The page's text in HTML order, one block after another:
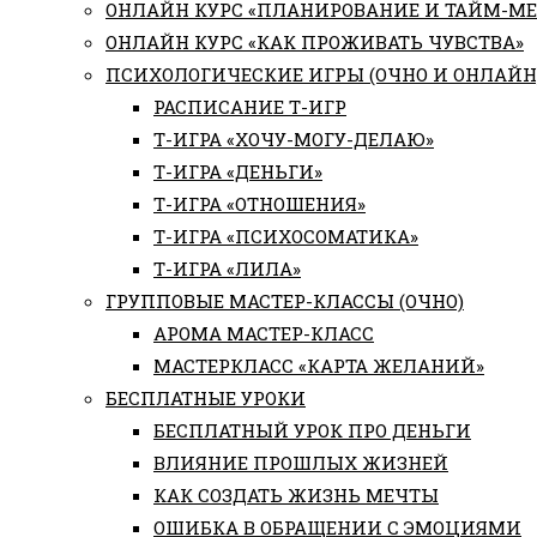
ОНЛАЙН КУРС «ПЛАНИРОВАНИЕ И ТАЙМ-
ОНЛАЙН КУРС «КАК ПРОЖИВАТЬ ЧУВСТВА»
ПСИХОЛОГИЧЕСКИЕ ИГРЫ (ОЧНО И
РАСПИСАНИЕ Т-ИГР
Т-ИГРА «ХОЧУ-МОГУ-ДЕЛАЮ»
Т-ИГРА «ДЕНЬГИ»
Т-ИГРА «ОТНОШЕНИЯ»
Т-ИГРА «ПСИХОСОМАТИКА»
Т-ИГРА «ЛИЛА»
ГРУППОВЫЕ МАСТЕР-КЛАССЫ (ОЧНО)
АРОМА МАСТЕР-КЛАСС
МАСТЕРКЛАСС «КАРТА ЖЕЛАНИЙ»
БЕСПЛАТНЫЕ УРОКИ
БЕСПЛАТНЫЙ УРОК ПРО ДЕНЬГИ
ВЛИЯНИЕ ПРОШЛЫХ ЖИЗНЕЙ
КАК СОЗДАТЬ ЖИЗНЬ МЕЧТЫ
ОШИБКА В ОБРАЩЕНИИ С ЭМОЦИЯМИ